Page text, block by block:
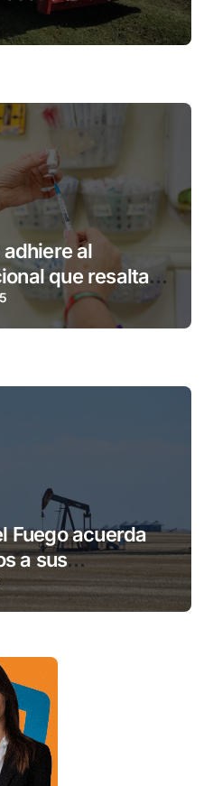
al
que resalta
de las
Fuego acuerda
a sus